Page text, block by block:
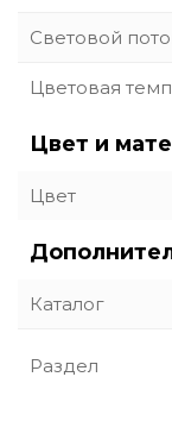
Световой
Цветовая
Цвет и
Цвет
Каталог
Раздел